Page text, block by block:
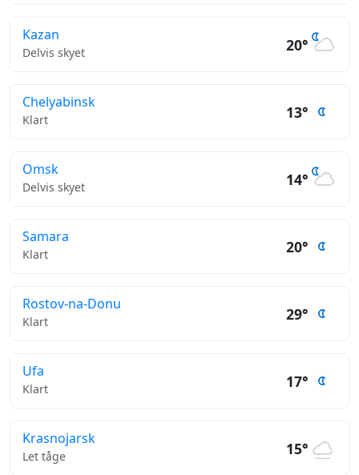
Kazan
Delvis skyet 20°
Chelyabinsk
Klart 13°
Omsk
Delvis skyet 14°
Samara
Klart 20°
Rostov-na-Donu
Klart 29°
Ufa
Klart 17°
Krasnojarsk
Let tåge 15°